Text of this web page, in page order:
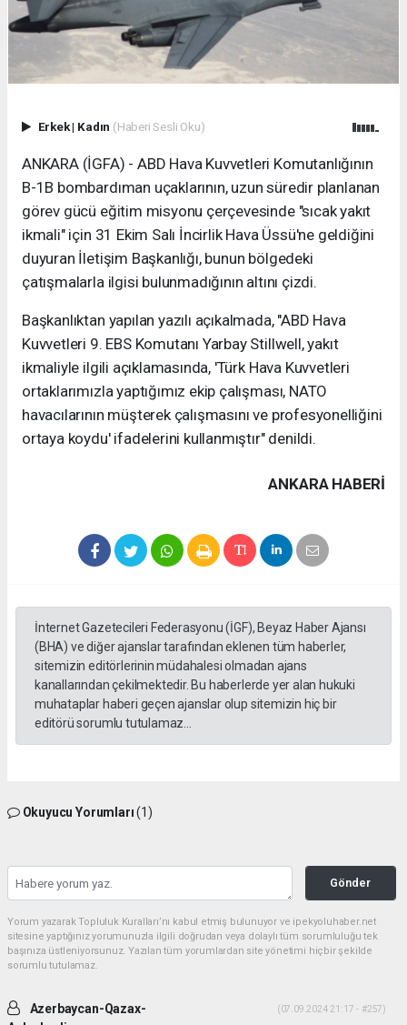
Erkek| Kadın (Haberi Sesli Oku)
ANKARA (İGFA) - ABD Hava Kuvvetleri Komutanlığının
B-1B bombardıman uçaklarının, uzun süredir planlanan
görev gücü eğitim misyonu çerçevesinde "sıcak yakıt
ikmali" için 31 Ekim Salı İncirlik Hava Üssü'ne geldiğini
duyuran İletişim Başkanlığı, bunun bölgedeki
çatışmalarla ilgisi bulunmadığının altını çizdi.
Başkanlıktan yapılan yazılı açıkalmada, "ABD Hava
Kuvvetleri 9. EBS Komutanı Yarbay Stillwell, yakıt
ikmaliyle ilgili açıklamasında, 'Türk Hava Kuvvetleri
ortaklarımızla yaptığımız ekip çalışması, NATO
havacılarının müşterek çalışmasını ve profesyonelliğini
ortaya koydu' ifadelerini kullanmıştır" denildi.
ANKARA HABERİ
İnternet Gazetecileri Federasyonu (İGF), Beyaz Haber Ajansı
(BHA) ve diğer ajanslar tarafından eklenen tüm haberler,
sitemizin editörlerinin müdahalesi olmadan ajans
kanallarından çekilmektedir. Bu haberlerde yer alan hukuki
muhataplar haberi geçen ajanslar olup sitemizin hiç bir
editörü sorumlu tutulamaz...
Okuyucu Yorumları(1)
Gönder
Yorum yazarak Topluluk Kuralları’nı kabul etmiş bulunuyor ve ipekyoluhaber.net
sitesine yaptığınız yorumunuzla ilgili doğrudan veya dolaylı tüm sorumluluğu tek
başınıza üstleniyorsunuz. Yazılan tüm yorumlardan site yönetimi hiçbir şekilde
sorumlu tutulamaz.
Azerbaycan-Qazax-
(07.09.2024 21:17 - #257)